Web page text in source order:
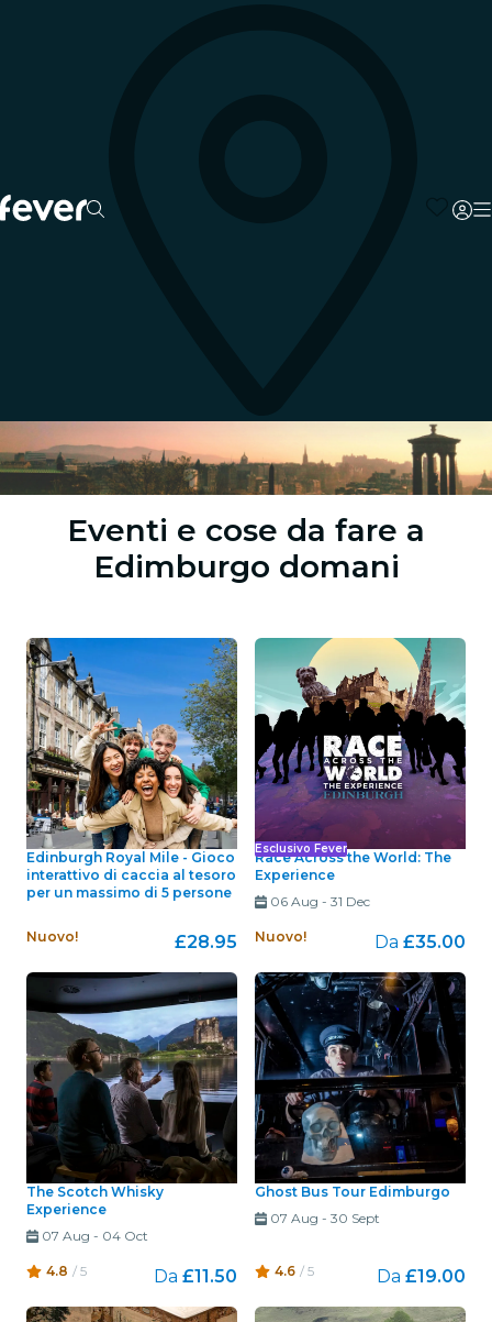
Eventi e cose da fare a
Edimburgo domani
Edinburgh Royal Mile - Gioco
interattivo di caccia al tesoro
per un massimo di 5 persone
Nuovo! £28.95
Esclusivo Fever
Race Across the World: The
Experience
06 Aug - 31 Dec
Nuovo! Da £35.00
The Scotch Whisky
Experience
07 Aug - 04 Oct
4.8 / 5 Da £11.50
Ghost Bus Tour Edimburgo
07 Aug - 30 Sept
4.6 / 5 Da £19.00